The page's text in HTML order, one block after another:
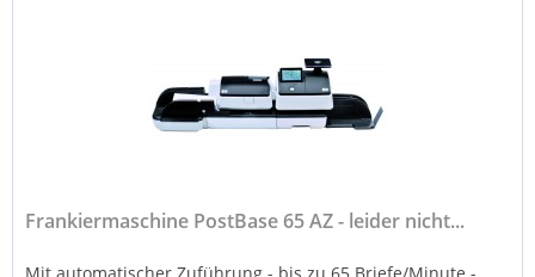
Frankiermaschine PostBase 65 AZ - leider nicht...